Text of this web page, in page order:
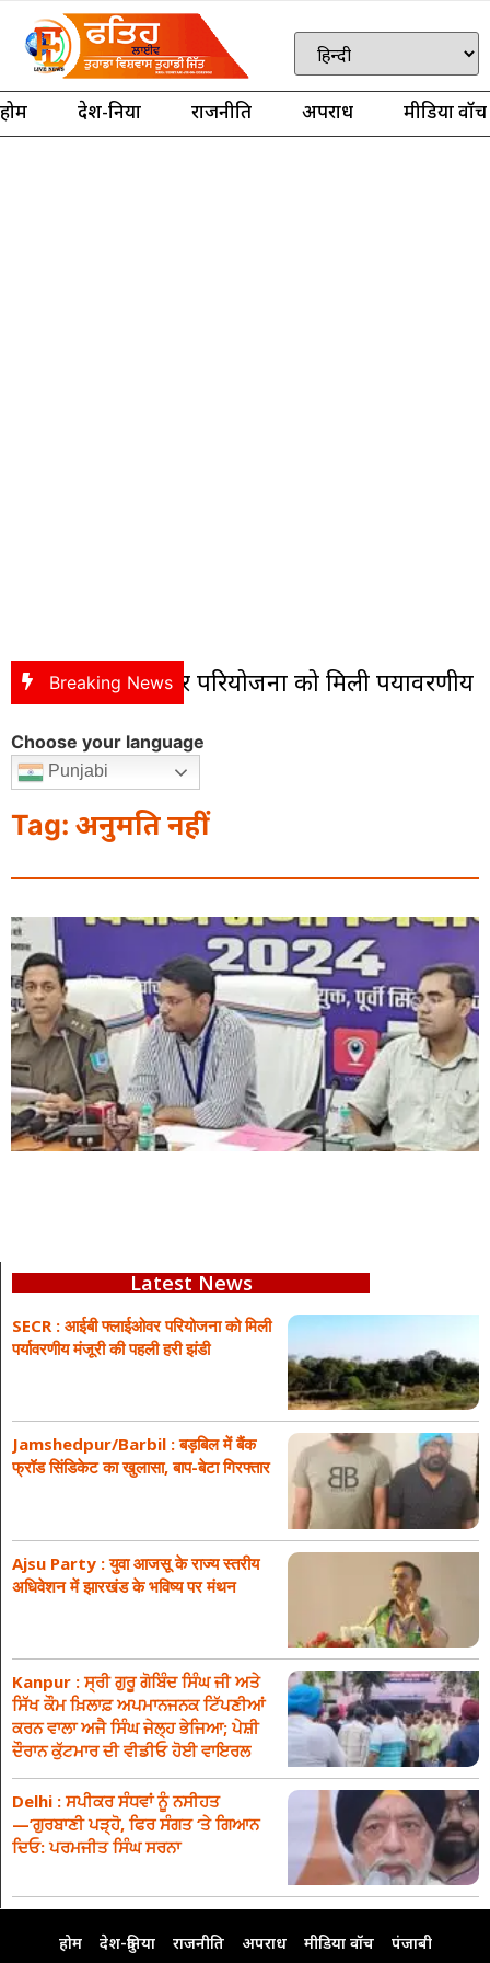
होम देश-दुनिया राजनीति अपराध मीडिया वॉच
Breaking News
आईबी फ्लाईओवर परियोजना को मिली पर्यावरणीय
Choose your language
Punjabi
Tag: अनुमति नहीं
Latest News
SECR : आईबी फ्लाईओवर परियोजना को मिली
पर्यावरणीय मंजूरी की पहली हरी झंडी
Jamshedpur/Barbil : बड़बिल में बैंक
फ्रॉड सिंडिकेट का खुलासा, बाप-बेटा गिरफ्तार
Ajsu Party : युवा आजसू के राज्य स्तरीय
अधिवेशन में झारखंड के भविष्य पर मंथन
Kanpur : ਸ੍ਰੀ ਗੁਰੂ ਗੋਬਿੰਦ ਸਿੰਘ ਜੀ ਅਤੇ
ਸਿੱਖ ਕੌਮ ਖ਼ਿਲਾਫ਼ ਅਪਮਾਨਜਨਕ ਟਿੱਪਣੀਆਂ
ਕਰਨ ਵਾਲਾ ਅਜੈ ਸਿੰਘ ਜੇਲ੍ਹ ਭੇਜਿਆ; ਪੇਸ਼ੀ
ਦੌਰਾਨ ਕੁੱਟਮਾਰ ਦੀ ਵੀਡੀਓ ਹੋਈ ਵਾਇਰਲ
Delhi : ਸਪੀਕਰ ਸੰਧਵਾਂ ਨੂੰ ਨਸੀਹਤ
—’ਗੁਰਬਾਣੀ ਪੜ੍ਹੋ, ਫਿਰ ਸੰਗਤ ‘ਤੇ ਗਿਆਨ
ਦਿਓ: ਪਰਮਜੀਤ ਸਿੰਘ ਸਰਨਾ
होम देश-दुनिया राजनीति अपराध मीडिया वॉच पंजाबी